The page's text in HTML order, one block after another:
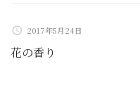
2017年5月24日
花の香り